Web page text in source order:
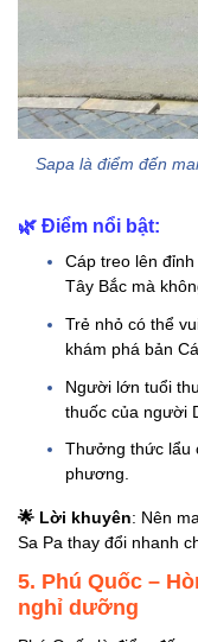
Sapa là điểm đến
🌿 Điểm nổi bật:
Cáp treo lên
Tây Bắc mà
Trẻ nhỏ có thể
khám phá bản
Người lớn tuổi
thuốc của người
Thưởng thức lẩu
phương.
🌟 Lời khuyên: Nên
Sa Pa thay đổi nhanh
5. Phú Quốc –
nghỉ dưỡng